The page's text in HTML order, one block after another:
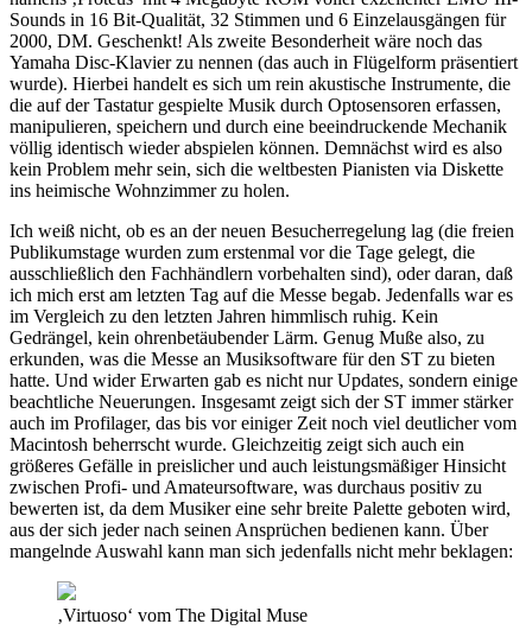
Sounds in 16 Bit-Qualität, 32 Stimmen und 6 Einzelausgängen für
2000, DM. Geschenkt! Als zweite Besonderheit wäre noch das
Yamaha Disc-Klavier zu nennen (das auch in Flügelform präsentiert
wurde). Hierbei handelt es sich um rein akustische Instrumente, die
die auf der Tastatur gespielte Musik durch Optosensoren erfassen,
manipulieren, speichern und durch eine beeindruckende Mechanik
völlig identisch wieder abspielen können. Demnächst wird es also
kein Problem mehr sein, sich die weltbesten Pianisten via Diskette
ins heimische Wohnzimmer zu holen.
Ich weiß nicht, ob es an der neuen Besucherregelung lag (die freien
Publikumstage wurden zum erstenmal vor die Tage gelegt, die
ausschließlich den Fachhändlern vorbehalten sind), oder daran, daß
ich mich erst am letzten Tag auf die Messe begab. Jedenfalls war es
im Vergleich zu den letzten Jahren himmlisch ruhig. Kein
Gedrängel, kein ohrenbetäubender Lärm. Genug Muße also, zu
erkunden, was die Messe an Musiksoftware für den ST zu bieten
hatte. Und wider Erwarten gab es nicht nur Updates, sondern einige
beachtliche Neuerungen. Insgesamt zeigt sich der ST immer stärker
auch im Profilager, das bis vor einiger Zeit noch viel deutlicher vom
Macintosh beherrscht wurde. Gleichzeitig zeigt sich auch ein
größeres Gefälle in preislicher und auch leistungsmäßiger Hinsicht
zwischen Profi- und Amateursoftware, was durchaus positiv zu
bewerten ist, da dem Musiker eine sehr breite Palette geboten wird,
aus der sich jeder nach seinen Ansprüchen bedienen kann. Über
mangelnde Auswahl kann man sich jedenfalls nicht mehr beklagen:
‚Virtuoso‘ vom The Digital Muse